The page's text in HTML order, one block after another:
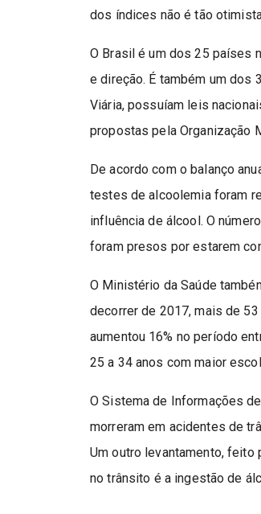
dos índices não é tão
O Brasil é um dos 25 países
e direção. É também um dos
Viária, possuíam leis
propostas pela Organização
De acordo com o balanço
testes de alcoolemia foram
influência de álcool. O
foram presos por estarem
O Ministério da Saúde
decorrer de 2017, mais de
aumentou 16% no período
25 a 34 anos com maior
O Sistema de Informações
morreram em acidentes de
Um outro levantamento, feito
no trânsito é a ingestão de